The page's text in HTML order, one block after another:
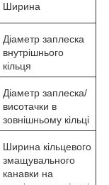
Ширина
Діаметр заплеска
внутрішнього
кільця
Діаметр заплеска/
висотачки в
зовнішньому кільці
Ширина кільцевого
змащувального
канавки на